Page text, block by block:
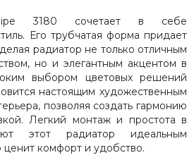
3180 сочетает в себе
Его трубчатая форма придает
радиатор не только отличным
но и элегантным акцентом в
выбором цветовых решений
настоящим художественным
позволяя создать гармонию
Легкий монтаж и простота в
этот радиатор идеальным
комфорт и удобство.